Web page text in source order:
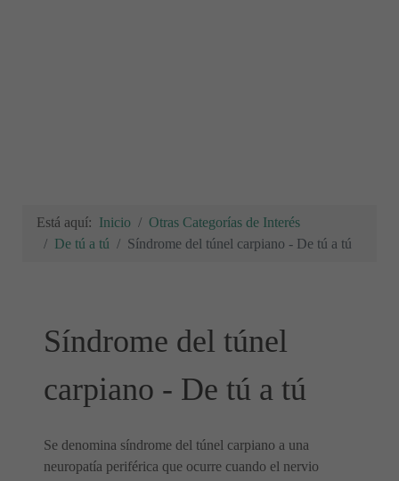
Está aquí: Inicio
Otras Categorías de Interés
De tú a tú
Síndrome del túnel carpiano - De tú a tú
Síndrome del túnel
carpiano - De tú a tú
Se denomina síndrome del túnel carpiano a una
neuropatía periférica que ocurre cuando el nervio